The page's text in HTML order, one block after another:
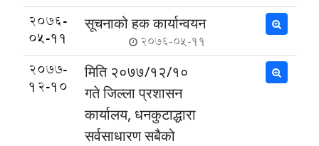
2076-
05-11
सूचनाको हक कार्यान्वयन
2076-05-11
2077-
12-10
मिति २०७७/१२/१०
गते जिल्ला प्रशासन
कार्यालय, धनकुटाद्धारा
सर्वसाधारण सबैको